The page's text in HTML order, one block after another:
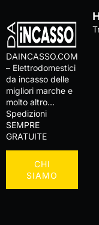
DAINCASSO.COM
– Elettrodomestici
da incasso delle
migliori marche e
molto altro…
Spedizioni
SEMPRE
GRATUITE
CHI
SIAMO